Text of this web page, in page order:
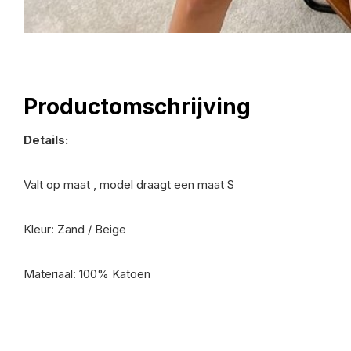
Productomschrijving
Details:
Valt op maat , model draagt een maat S
Kleur: Zand / Beige
Materiaal: 100% Katoen